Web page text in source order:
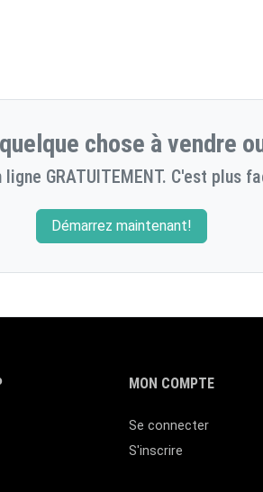
chose à vendre
GRATUITEMENT. C'est plus
Démarrez maintenant!
MON COMPTE
Se connecter
S'inscrire